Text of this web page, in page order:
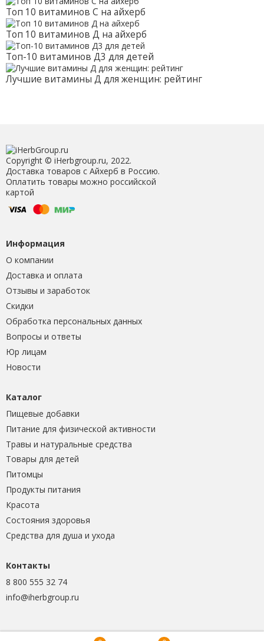
Топ 10 витаминов С на айхерб
Топ 10 витаминов Д на айхерб
Топ-10 витаминов Д3 для детей
Лучшие витамины Д для женщин: рейтинг
Copyright © iHerbgroup.ru, 2022.
Доставка товаров с Айхерб в Россию.
Оплатить товары можно российской
картой
Информация
О компании
Доставка и оплата
Отзывы и заработок
Скидки
Обработка персональных данных
Вопросы и ответы
Юр лицам
Новости
Каталог
Пищевые добавки
Питание для физической активности
Травы и натуральные средства
Товары для детей
Питомцы
Продукты питания
Красота
Состояния здоровья
Средства для душа и ухода
Контакты
8 800 555 32 74
info@iherbgroup.ru